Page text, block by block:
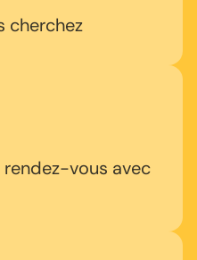
cherchez
rendez-vous avec